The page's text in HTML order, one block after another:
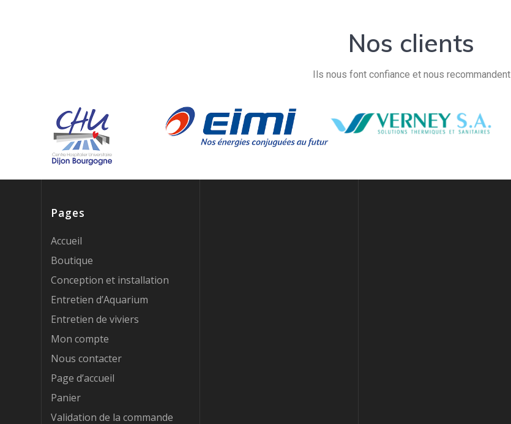
Nos clients
Ils nous font confiance et nous recommandent
Pages
Accueil
Boutique
Conception et installation
Entretien d’Aquarium
Entretien de viviers
Mon compte
Nous contacter
Page d’accueil
Panier
Validation de la commande